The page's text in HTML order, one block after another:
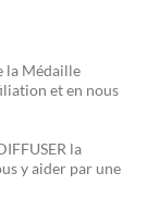
la Médaille
et en nous
la
y aider par une